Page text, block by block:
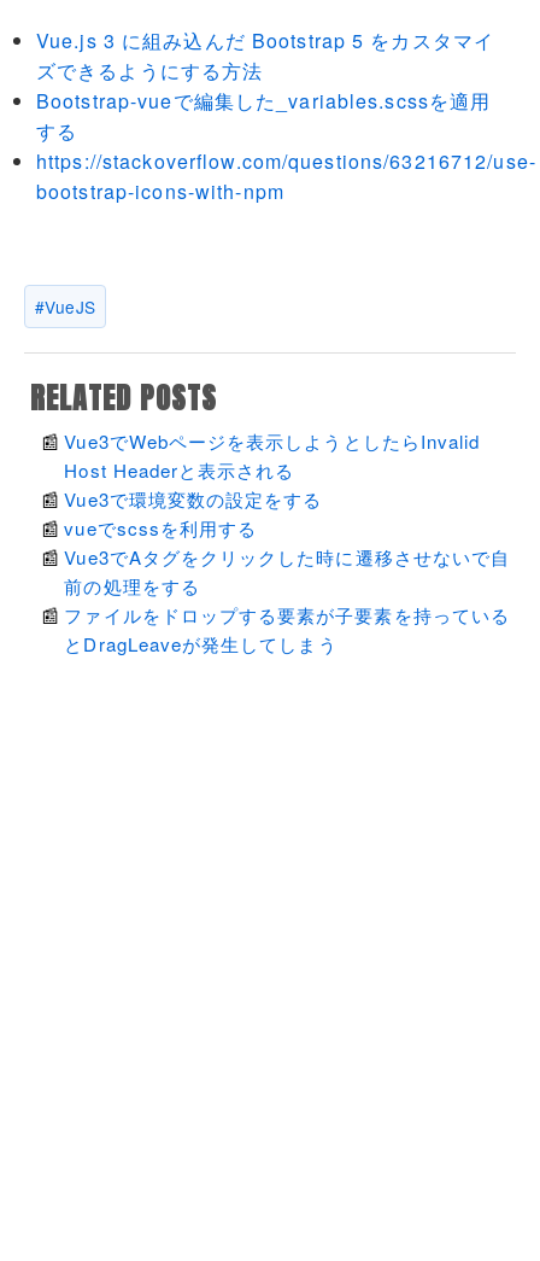
Vue.js 3 に組み込んだ Bootstrap 5 をカスタマイ
ズできるようにする方法
Bootstrap-vueで編集した_variables.scssを適用
する
https://stackoverflow.com/questions/63216712/use-
bootstrap-icons-with-npm
VueJS
RELATED POSTS
Vue3でWebページを表示しようとしたらInvalid
Host Headerと表示される
Vue3で環境変数の設定をする
vueでscssを利用する
Vue3でAタグをクリックした時に遷移させないで自
前の処理をする
ファイルをドロップする要素が子要素を持っている
とDragLeaveが発生してしまう